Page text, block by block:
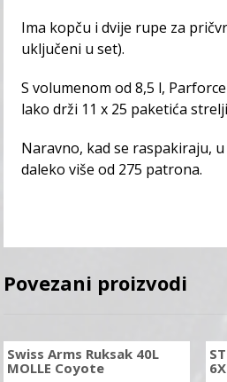
Ima kopču i dvije rupe za
uključeni u set).
S volumenom od 8,5 l,
lako drži 11 x 25 paketića
Naravno, kad se raspakiraju,
daleko više od 275 patrona.
Povezani proizvodi
Swiss Arms Ruksak 40L
MOLLE Coyote